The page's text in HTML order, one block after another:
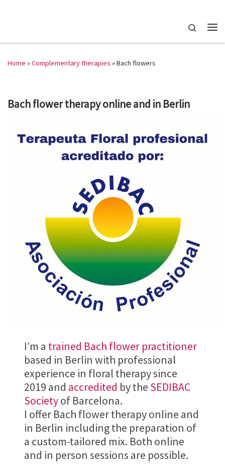
Search
Home »Complementary therapies »Bach flowers
Bach flower therapy online and in Berlin
I’m a trained Bach flower practitioner
based in Berlin with professional
experience in floral therapy since
2019 and accredited by the SEDIBAC
Societyof Barcelona.
I offer Bach flower therapy online and
in Berlin including the preparation of
a custom-tailored mix. Both online
and in person sessions are possible.